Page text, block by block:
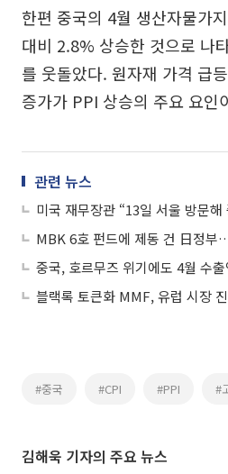
한편 중국의 4월 생산자물가
대비 2.8% 상승한 것으로 나
를 웃돌았다. 원자재 가격 급
증가가 PPI 상승의 주요 요인
관련 뉴스
중국, 호르무즈 위기에도 4월 수
블랙록 토큰화 MMF, 유럽 시장 진
#중국 #CPI #PPI #
김해욱 기자의 주요 뉴스